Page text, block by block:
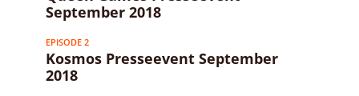
September 2018
EPISODE 2
Kosmos Presseevent September
2018